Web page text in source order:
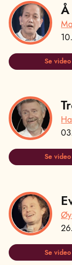
Se video
Se video
Se video